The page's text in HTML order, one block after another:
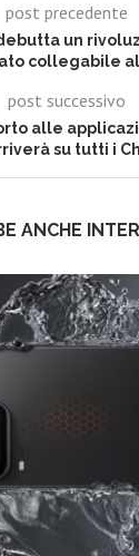
post precedente
un
collegabile
post successivo
alle
su tutti i
ANCHE